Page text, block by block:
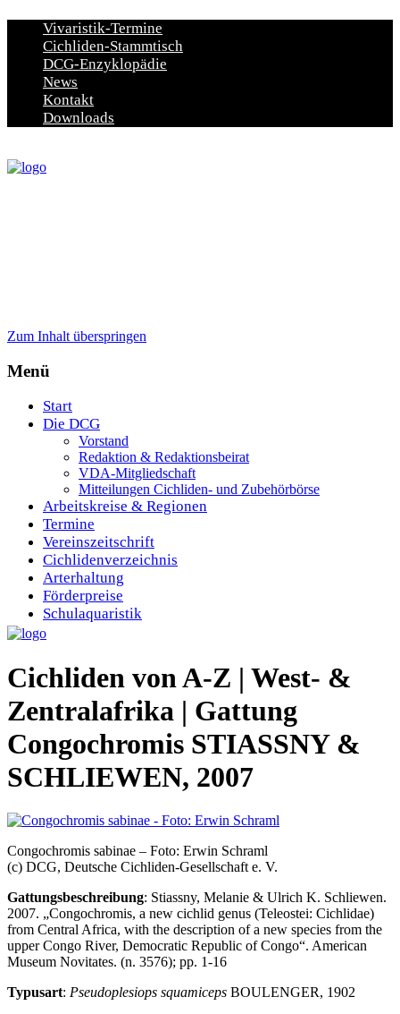
Vivaristik-Termine
Cichliden-Stammtisch
DCG-Enzyklopädie
News
Kontakt
Downloads
Zum Inhalt überspringen
Menü
Start
Die DCG
Vorstand
Redaktion & Redaktionsbeirat
VDA-Mitgliedschaft
Mitteilungen Cichliden- und Zubehörbörse
Arbeitskreise & Regionen
Termine
Vereinszeitschrift
Cichlidenverzeichnis
Arterhaltung
Förderpreise
Schulaquaristik
Cichliden von A-Z | West- &
Zentralafrika | Gattung
Congochromis STIASSNY &
SCHLIEWEN, 2007
Congochromis sabinae – Foto: Erwin Schraml
(c) DCG, Deutsche Cichliden-Gesellschaft e. V.
Gattungsbeschreibung: Stiassny, Melanie & Ulrich K. Schliewen.
2007. „Congochromis, a new cichlid genus (Teleostei: Cichlidae)
from Central Africa, with the description of a new species from the
upper Congo River, Democratic Republic of Congo“. American
Museum Novitates. (n. 3576); pp. 1-16
Typusart: Pseudoplesiops squamiceps BOULENGER, 1902